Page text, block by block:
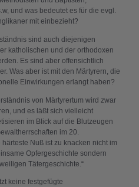
und was bedeutet es für die evgl.
mit einbezieht?
sind auch diejenigen
katholischen und der orthodoxen
Es sind aber offensichtlich
Was aber ist mit den Märtyrern, die
Einwirkungen erlangt haben?
von Märtyrertum wird zwar
und es läßt sich vielleicht
im Blick auf die Blutzeugen
im 20.
Nuß ist zu knacken nicht im
Opfergeschichte sondern
Tätergeschichte.“
keine festgefügte